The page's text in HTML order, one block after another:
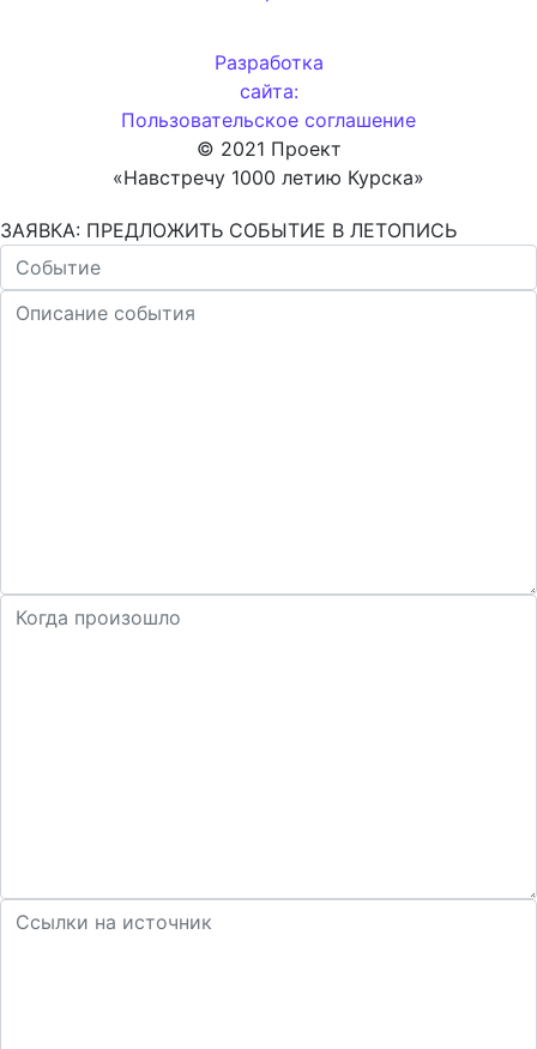
Разработка
сайта:
Пользовательское соглашение
© 2021 Проект
«Навстречу 1000 летию Курска»
ЗАЯВКА: ПРЕДЛОЖИТЬ СОБЫТИЕ В ЛЕТОПИСЬ